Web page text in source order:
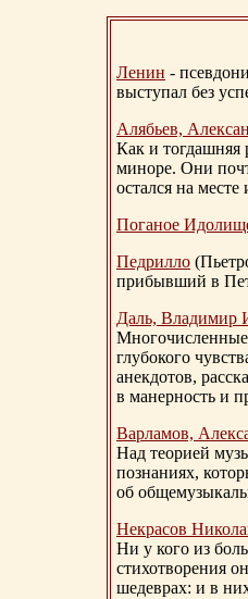
Ленин -
выступал без
Алябьев,
Как и тогдашняя
миноре. Они
остался на месте
Поганое
Педрилло
прибывший в
Даль, Владимир
Многочисленные
глубокого
анекдотов,
в манерность и
Варламов,
Над теорией
познаниях,
об
Некрасов
Ни у кого из
стихотворения
шедеврах: и в